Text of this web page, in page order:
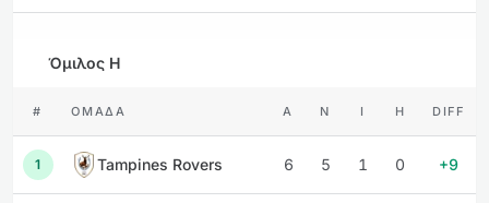
Όμιλος H
# ΟΜΆΔΑ Α Ν Ι Η DIFF
1 Tampines Rovers 6 5 1 0 +9